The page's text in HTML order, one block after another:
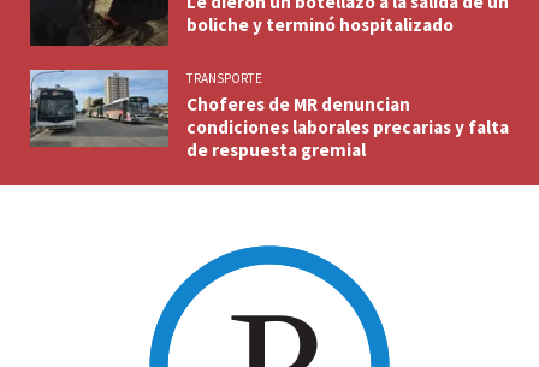
boliche y terminó hospitalizado
TRANSPORTE
Choferes de MR denuncian
condiciones laborales precarias y falta
de respuesta gremial